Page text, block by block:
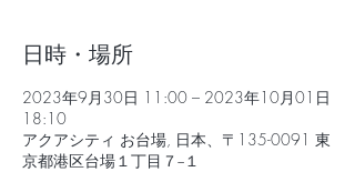
日時・場所
2023年9月30日 11:00 – 2023年10月01日
18:10
アクアシティ お台場, 日本、〒135-0091 東
京都港区台場１丁目７−１